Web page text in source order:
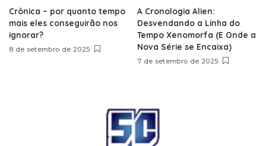
Crônica – por quanto tempo
mais eles conseguirão nos
ignorar?
8 de setembro de 2025
A Cronologia Alien:
Desvendando a Linha do
Tempo Xenomorfa (E Onde a
Nova Série se Encaixa)
7 de setembro de 2025